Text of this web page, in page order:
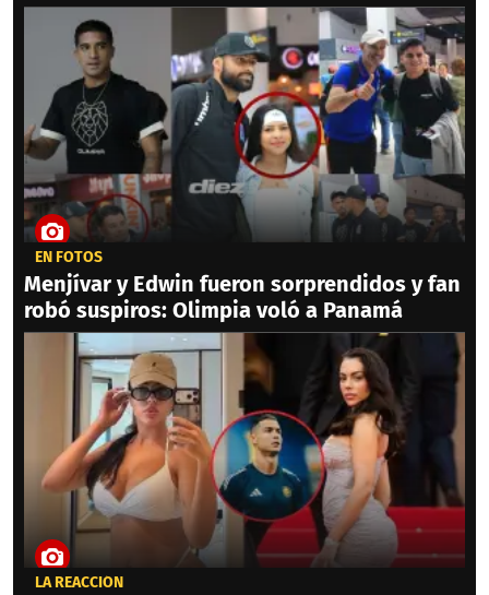
EN FOTOS
Menjívar y Edwin fueron sorprendidos y fan
robó suspiros: Olimpia voló a Panamá
LA REACCIÓN